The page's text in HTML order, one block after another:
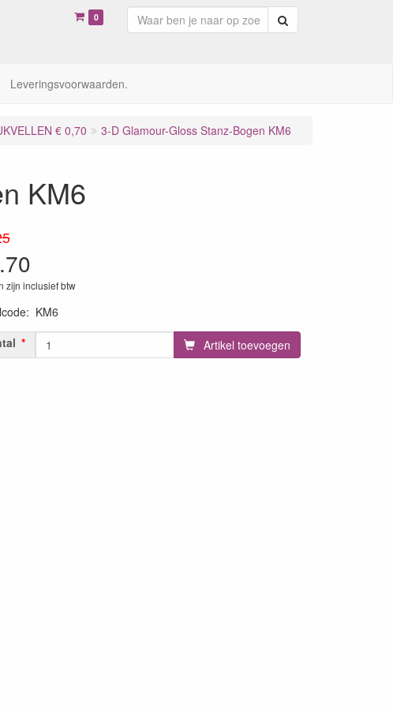
0
Leveringsvoorwaarden.
€ 0,70 3-D Glamour-Gloss Stanz-Bogen KM6
KM6
zijn inclusief btw
: KM6
Artikel toevoegen